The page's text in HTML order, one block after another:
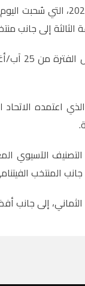
أسفرت قرعة تصفيات كأس
إلى جانب
اعتمده
.
جانب المنتخب
إلى جانب